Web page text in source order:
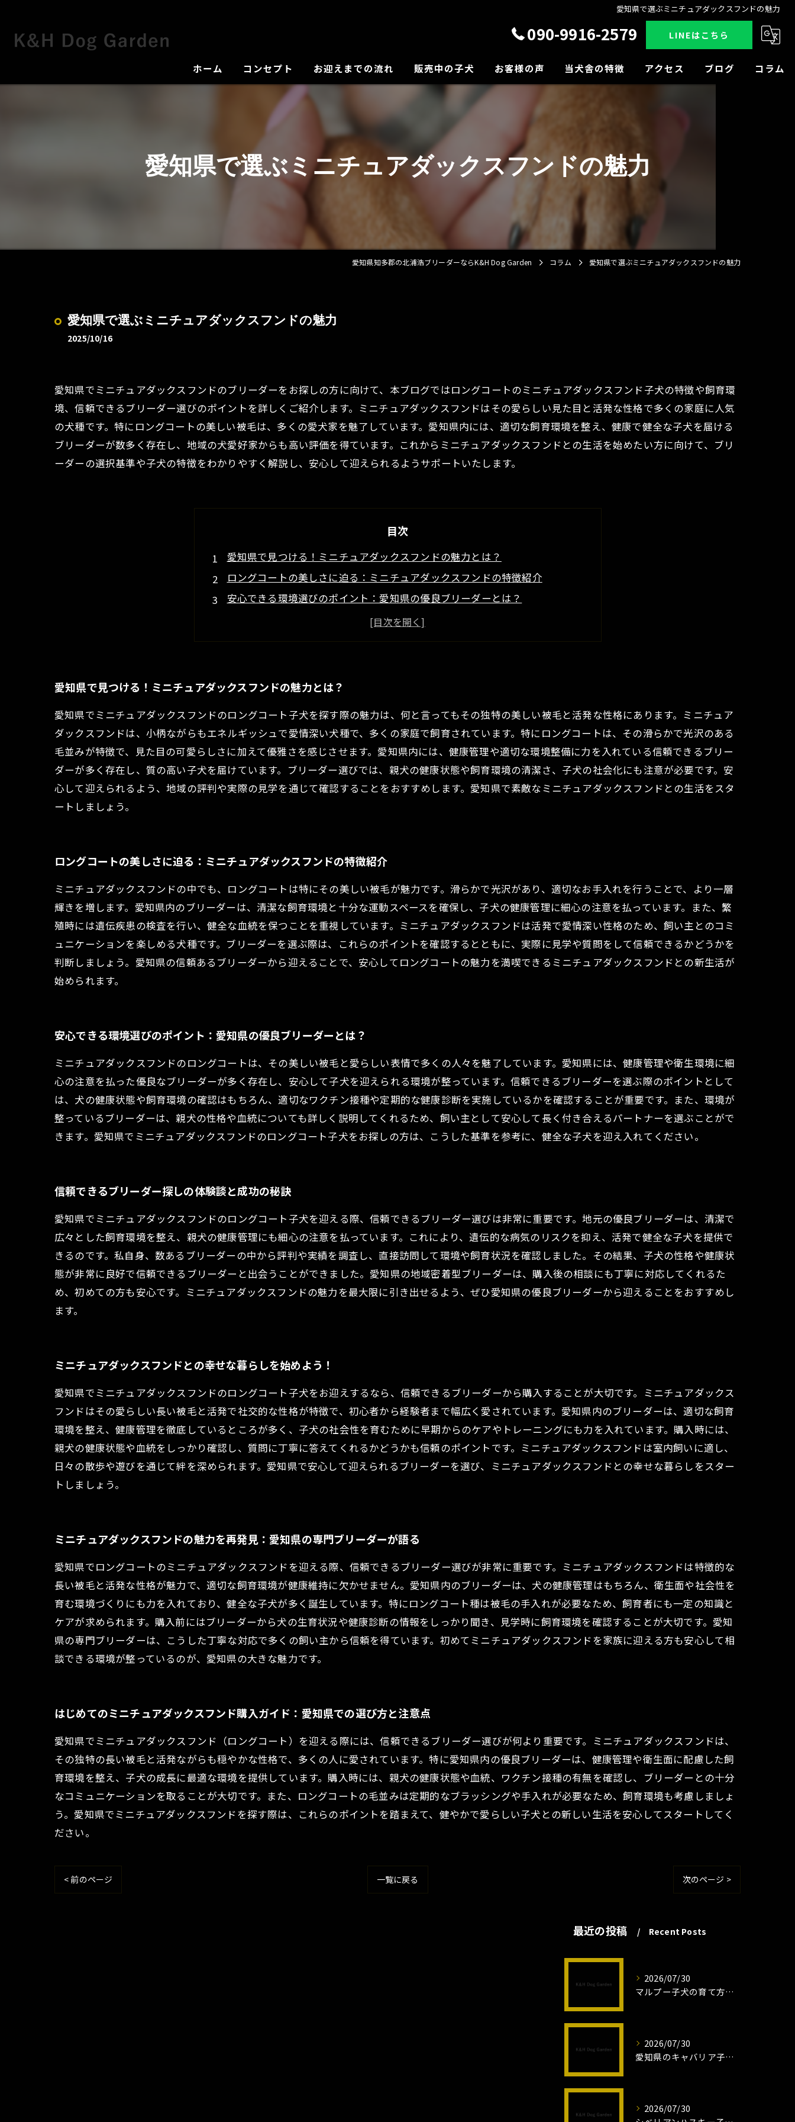
愛知県で選ぶミニチュアダックスフンドの魅力
090-9916-2579 LINEはこちら
ホーム コンセプト
犬舎の紹介
お迎えまでの流れ 販売中の子犬 お客様の声 当犬舎の特徴
小型犬
中型犬
大型犬
アクセス ブログ コラム
愛知県で選ぶミニチュアダックスフンドの魅力
愛知県知多郡の北浦浩ブリーダーならK&H Dog Garden コラム 愛知県で選ぶミニチュアダックスフンドの魅力
愛知県で選ぶミニチュアダックスフンドの魅力
2025/10/16
愛知県でミニチュアダックスフンドのブリーダーをお探しの方に向けて、本ブログではロングコートのミニチュアダックスフンド子犬の特徴や飼育環
境、信頼できるブリーダー選びのポイントを詳しくご紹介します。ミニチュアダックスフンドはその愛らしい見た目と活発な性格で多くの家庭に人気
の犬種です。特にロングコートの美しい被毛は、多くの愛犬家を魅了しています。愛知県内には、適切な飼育環境を整え、健康で健全な子犬を届ける
ブリーダーが数多く存在し、地域の犬愛好家からも高い評価を得ています。これからミニチュアダックスフンドとの生活を始めたい方に向けて、ブリ
ーダーの選択基準や子犬の特徴をわかりやすく解説し、安心して迎えられるようサポートいたします。
目次
愛知県で見つける！ミニチュアダックスフンドの魅力とは？
ロングコートの美しさに迫る：ミニチュアダックスフンドの特徴紹介
安心できる環境選びのポイント：愛知県の優良ブリーダーとは？
信頼できるブリーダー探しの体験談と成功の秘訣
はじめてのミニチュアダックスフンド購入ガイド：愛知県での選び方と注意点
愛知県で見つける！ミニチュアダックスフンドの魅力とは？
愛知県でミニチュアダックスフンドのロングコート子犬を探す際の魅力は、何と言ってもその独特の美しい被毛と活発な性格にあります。ミニチュア
ダックスフンドは、小柄ながらもエネルギッシュで愛情深い犬種で、多くの家庭で飼育されています。特にロングコートは、その滑らかで光沢のある
毛並みが特徴で、見た目の可愛らしさに加えて優雅さを感じさせます。愛知県内には、健康管理や適切な環境整備に力を入れている信頼できるブリー
ダーが多く存在し、質の高い子犬を届けています。ブリーダー選びでは、親犬の健康状態や飼育環境の清潔さ、子犬の社会化にも注意が必要です。安
心して迎えられるよう、地域の評判や実際の見学を通じて確認することをおすすめします。愛知県で素敵なミニチュアダックスフンドとの生活をスタ
ートしましょう。
ロングコートの美しさに迫る：ミニチュアダックスフンドの特徴紹介
ミニチュアダックスフンドの中でも、ロングコートは特にその美しい被毛が魅力です。滑らかで光沢があり、適切なお手入れを行うことで、より一層
輝きを増します。愛知県内のブリーダーは、清潔な飼育環境と十分な運動スペースを確保し、子犬の健康管理に細心の注意を払っています。また、繁
殖時には遺伝疾患の検査を行い、健全な血統を保つことを重視しています。ミニチュアダックスフンドは活発で愛情深い性格のため、飼い主とのコミ
ュニケーションを楽しめる犬種です。ブリーダーを選ぶ際は、これらのポイントを確認するとともに、実際に見学や質問をして信頼できるかどうかを
判断しましょう。愛知県の信頼あるブリーダーから迎えることで、安心してロングコートの魅力を満喫できるミニチュアダックスフンドとの新生活が
始められます。
安心できる環境選びのポイント：愛知県の優良ブリーダーとは？
ミニチュアダックスフンドのロングコートは、その美しい被毛と愛らしい表情で多くの人々を魅了しています。愛知県には、健康管理や衛生環境に細
心の注意を払った優良なブリーダーが多く存在し、安心して子犬を迎えられる環境が整っています。信頼できるブリーダーを選ぶ際のポイントとして
は、犬の健康状態や飼育環境の確認はもちろん、適切なワクチン接種や定期的な健康診断を実施しているかを確認することが重要です。また、環境が
整っているブリーダーは、親犬の性格や血統についても詳しく説明してくれるため、飼い主として安心して長く付き合えるパートナーを選ぶことがで
きます。愛知県でミニチュアダックスフンドのロングコート子犬をお探しの方は、こうした基準を参考に、健全な子犬を迎え入れてください。
信頼できるブリーダー探しの体験談と成功の秘訣
愛知県でミニチュアダックスフンドのロングコート子犬を迎える際、信頼できるブリーダー選びは非常に重要です。地元の優良ブリーダーは、清潔で
広々とした飼育環境を整え、親犬の健康管理にも細心の注意を払っています。これにより、遺伝的な病気のリスクを抑え、活発で健全な子犬を提供で
きるのです。私自身、数あるブリーダーの中から評判や実績を調査し、直接訪問して環境や飼育状況を確認しました。その結果、子犬の性格や健康状
態が非常に良好で信頼できるブリーダーと出会うことができました。愛知県の地域密着型ブリーダーは、購入後の相談にも丁寧に対応してくれるた
め、初めての方も安心です。ミニチュアダックスフンドの魅力を最大限に引き出せるよう、ぜひ愛知県の優良ブリーダーから迎えることをおすすめし
ます。
ミニチュアダックスフンドとの幸せな暮らしを始めよう！
愛知県でミニチュアダックスフンドのロングコート子犬をお迎えするなら、信頼できるブリーダーから購入することが大切です。ミニチュアダックス
フンドはその愛らしい長い被毛と活発で社交的な性格が特徴で、初心者から経験者まで幅広く愛されています。愛知県内のブリーダーは、適切な飼育
環境を整え、健康管理を徹底しているところが多く、子犬の社会性を育むために早期からのケアやトレーニングにも力を入れています。購入時には、
親犬の健康状態や血統をしっかり確認し、質問に丁寧に答えてくれるかどうかも信頼のポイントです。ミニチュアダックスフンドは室内飼いに適し、
日々の散歩や遊びを通じて絆を深められます。愛知県で安心して迎えられるブリーダーを選び、ミニチュアダックスフンドとの幸せな暮らしをスター
トしましょう。
ミニチュアダックスフンドの魅力を再発見：愛知県の専門ブリーダーが語る
愛知県でロングコートのミニチュアダックスフンドを迎える際、信頼できるブリーダー選びが非常に重要です。ミニチュアダックスフンドは特徴的な
長い被毛と活発な性格が魅力で、適切な飼育環境が健康維持に欠かせません。愛知県内のブリーダーは、犬の健康管理はもちろん、衛生面や社会性を
育む環境づくりにも力を入れており、健全な子犬が多く誕生しています。特にロングコート種は被毛の手入れが必要なため、飼育者にも一定の知識と
ケアが求められます。購入前にはブリーダーから犬の生育状況や健康診断の情報をしっかり聞き、見学時に飼育環境を確認することが大切です。愛知
県の専門ブリーダーは、こうした丁寧な対応で多くの飼い主から信頼を得ています。初めてミニチュアダックスフンドを家族に迎える方も安心して相
談できる環境が整っているのが、愛知県の大きな魅力です。
はじめてのミニチュアダックスフンド購入ガイド：愛知県での選び方と注意点
愛知県でミニチュアダックスフンド（ロングコート）を迎える際には、信頼できるブリーダー選びが何より重要です。ミニチュアダックスフンドは、
その独特の長い被毛と活発ながらも穏やかな性格で、多くの人に愛されています。特に愛知県内の優良ブリーダーは、健康管理や衛生面に配慮した飼
育環境を整え、子犬の成長に最適な環境を提供しています。購入時には、親犬の健康状態や血統、ワクチン接種の有無を確認し、ブリーダーとの十分
なコミュニケーションを取ることが大切です。また、ロングコートの毛並みは定期的なブラッシングや手入れが必要なため、飼育環境も考慮しましょ
う。愛知県でミニチュアダックスフンドを探す際は、これらのポイントを踏まえて、健やかで愛らしい子犬との新しい生活を安心してスタートしてく
ださい。
< 前のページ 一覧に戻る 次のページ >
最近の投稿 Recent Posts
2026/07/30
マルプー子犬の育て方と魅力解説
2026/07/30
愛知県のキャバリア子犬の魅力秘話
2026/07/30